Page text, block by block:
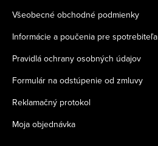
Všeobecné obchodné podmienky
Informácie a poučenia pre spotrebiteľa
Pravidlá ochrany osobných údajov
Formulár na odstúpenie od zmluvy
Reklamačný protokol
Moja objednávka